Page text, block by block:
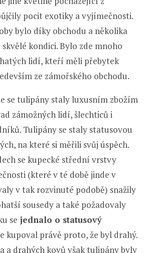
pocit exotiky a vyjímečnosti.
bylo díky obchodu a několika
kondici. Bylo zde mnoho
lidí, kteří měli přebytek
ze zámořského obchodu.
se tulipány staly luxusním zbožím
zámožných lidí, šlechticů i
Tulipány se staly statusovou
na které si měřili svůj úspěch.
se kupecké střední vrstvy
(které v té době jinde v
v tak rozvinuté podobě) snažily
sousedy a také požadovaly
se jednalo o statusový
kupoval právě proto, že byl drahý.
a drahých kovů však tulipány byly